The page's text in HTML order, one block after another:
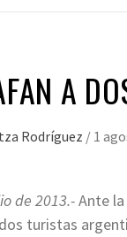
A
Rodríguez / 1
de 2013.-Ante
dos turistas